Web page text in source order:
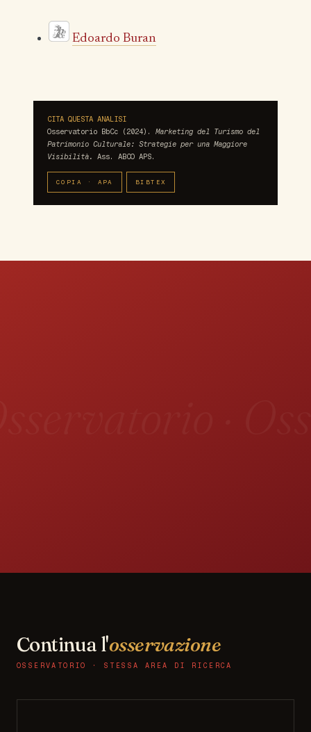
Edoardo Buran
CITA QUESTA ANALISI
Osservatorio BbCc (2024). Marketing del Turismo del
Patrimonio Culturale: Strategie per una Maggiore
Visibilità.
Ass. ABCO APS.
COPIA · APA BIBTEX
Continua l'osservazione
OSSERVATORIO · STESSA AREA DI RICERCA